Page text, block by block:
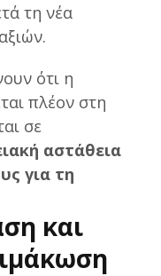
τη νέα
ότι η
πλέον στη
σε
αστάθεια
για τη
και